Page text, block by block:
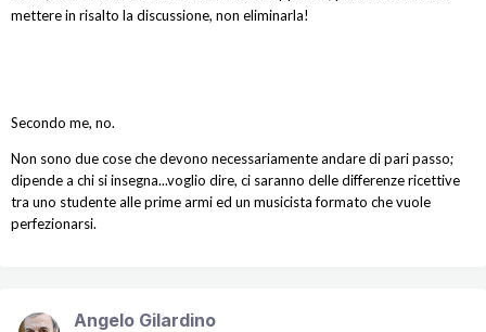
mettere in risalto la discussione, non eliminarla!
Secondo me, no.
Non sono due cose che devono necessariamente andare di pari passo;
dipende a chi si insegna...voglio dire, ci saranno delle differenze ricettive
tra uno studente alle prime armi ed un musicista formato che vuole
perfezionarsi.
Angelo Gilardino